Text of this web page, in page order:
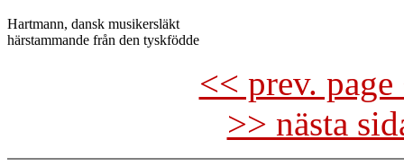
Hartmann, dansk musikersläkt
<< prev.
>> nästa